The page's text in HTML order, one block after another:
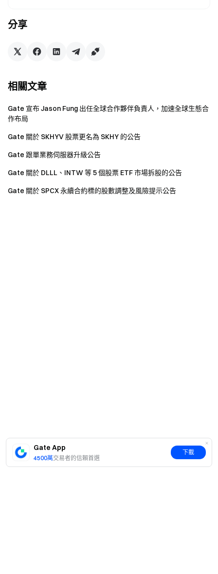
Gate App
4500萬交易者的信賴首選
下載
分享
相關文章
Gate 宣布 Jason Fung 出任全球合作夥伴負責人，加速全球生態合
作布局
Gate 關於 SKHYV 股票更名為 SKHY 的公告
Gate 跟單業務伺服器升級公告
Gate 關於 DLLL、INTW 等 5 個股票 ETF 市場拆股的公告
Gate 關於 SPCX 永續合約標的股數調整及風險提示公告